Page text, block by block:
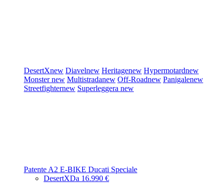
DesertXnew Diavelnew Heritagenew Hypermotardnew
Monsternew Multistradanew Off-Roadnew Panigalenew
Streetfighternew Superleggera new
Patente A2 E-BIKE Ducati Speciale
DesertXDa 16.990 €